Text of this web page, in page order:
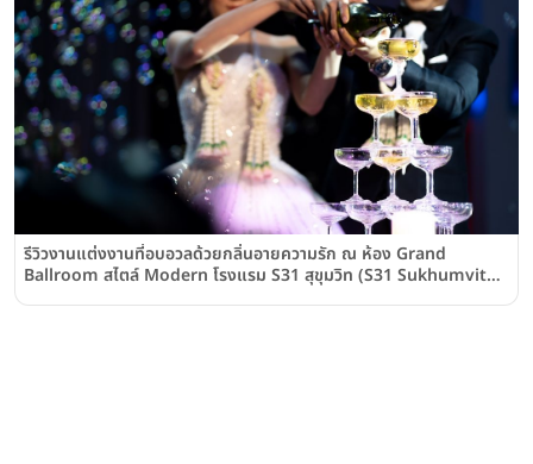
รีวิวงานแต่งงานที่อบอวลด้วยกลิ่นอายความรัก ณ ห้อง Grand
Ballroom สไตล์ Modern โรงแรม S31 สุขุมวิท (S31 Sukhumvit